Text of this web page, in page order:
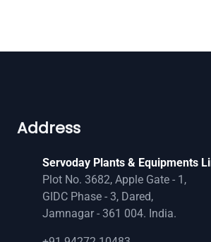
Address
Servoday Plants & Equipments
Plot No. 3682, Apple Gate - 1,
GIDC Phase - 3, Dared,
Jamnagar - 361 004. India.